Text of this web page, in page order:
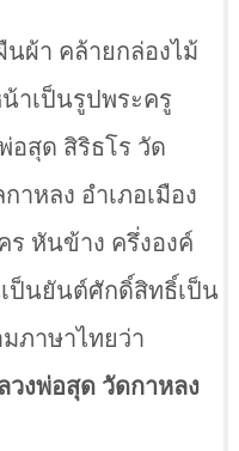
ผ้า คล้ายกล่องไม้
าเป็นรูปพระครู
อสุด สิริธโร วัด
าหลง อำเภอเมือง
ร หันข้าง ครึ่งองค์
ป็นยันต์ศักดิ์สิทธิ์เป็น
ภาษาไทยว่า
วงพ่อสุด วัดกาหลง